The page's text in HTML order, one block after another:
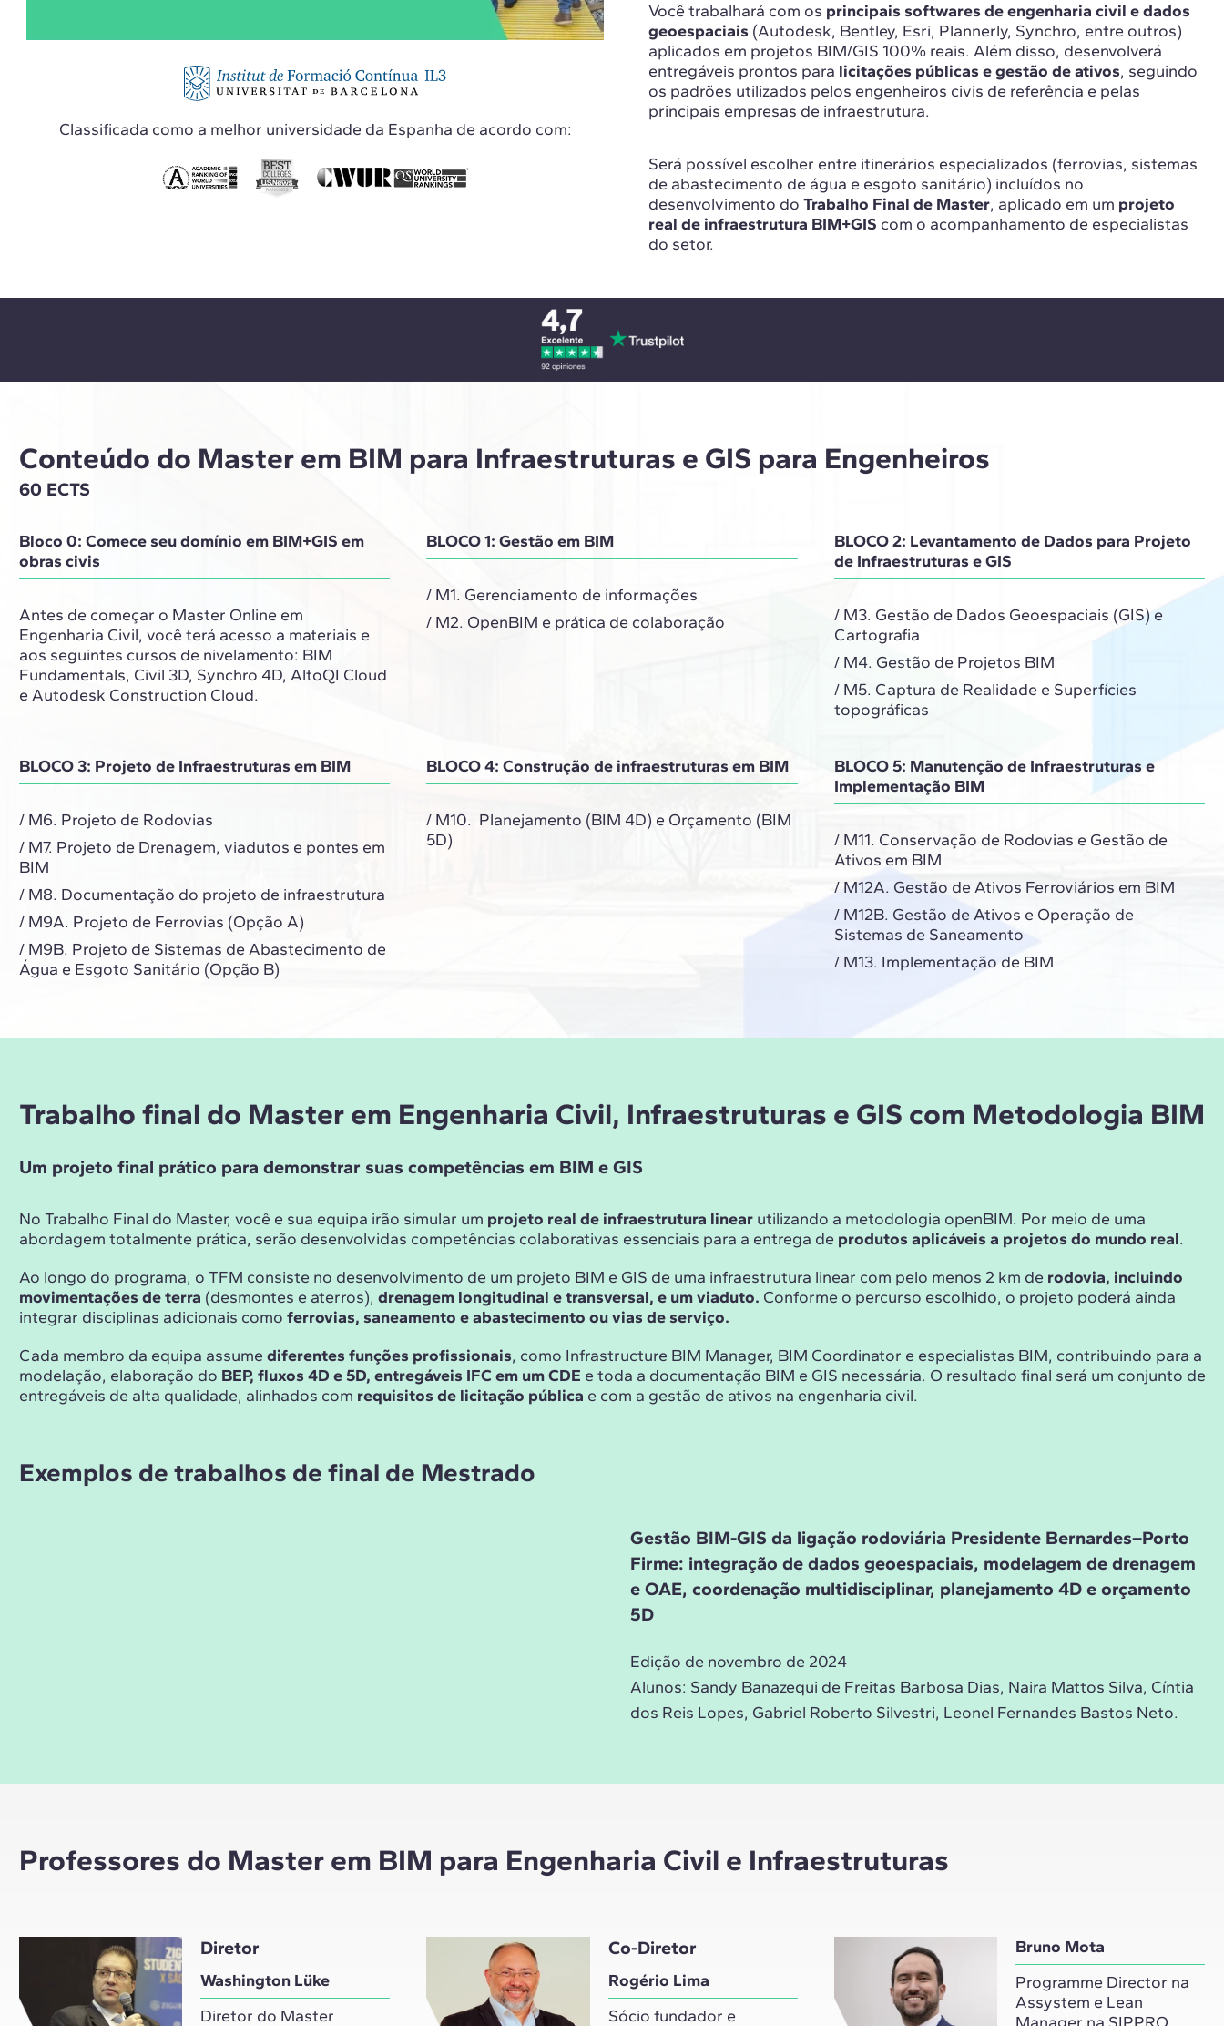
Classificada como a melhor universidade da Espanha de acordo com:
Você trabalhará com os principais softwares de engenharia civil e dados
geoespaciais (Autodesk, Bentley, Esri, Plannerly, Synchro, entre outros)
aplicados em projetos BIM/GIS 100% reais. Além disso, desenvolverá
entregáveis prontos para licitações públicas e gestão de ativos, seguindo
os padrões utilizados pelos engenheiros civis de referência e pelas
principais empresas de infraestrutura.
Será possível escolher entre itinerários especializados (ferrovias, sistemas
de abastecimento de água e esgoto sanitário) incluídos no
desenvolvimento do Trabalho Final de Master, aplicado em um projeto
real de infraestrutura BIM+GIS com o acompanhamento de especialistas
do setor.
Conteúdo do Master em BIM para Infraestruturas e GIS para Engenheiros
60 ECTS
Bloco 0: Comece seu domínio em BIM+GIS em
obras civis
Antes de começar o Master Online em
Engenharia Civil, você terá acesso a materiais e
aos seguintes cursos de nivelamento: BIM
Fundamentals, Civil 3D, Synchro 4D, AltoQI Cloud
e Autodesk Construction Cloud.
BLOCO 1: Gestão em BIM
/ M1. Gerenciamento de informações
/ M2. OpenBIM e prática de colaboração
BLOCO 2: Levantamento de Dados para Projeto
de Infraestruturas e GIS
/ M3. Gestão de Dados Geoespaciais (GIS) e
Cartografia
/ M4. Gestão de Projetos BIM
/ M5. Captura de Realidade e Superfícies
topográficas
BLOCO 3: Projeto de Infraestruturas em BIM
/ M6. Projeto de Rodovias
/ M7. Projeto de Drenagem, viadutos e pontes em
BIM
/ M8. Documentação do projeto de infraestrutura
/ M9A. Projeto de Ferrovias (Opção A)
/ M9B. Projeto de Sistemas de Abastecimento de
Água e Esgoto Sanitário (Opção B)
BLOCO 4: Construção de infraestruturas em BIM
/ M10. Planejamento (BIM 4D) e Orçamento (BIM
5D)
BLOCO 5: Manutenção de Infraestruturas e
Implementação BIM
/ M11. Conservação de Rodovias e Gestão de
Ativos em BIM
/ M12A. Gestão de Ativos Ferroviários em BIM
/ M12B. Gestão de Ativos e Operação de
Sistemas de Saneamento
/ M13. Implementação de BIM
Trabalho final do Master em Engenharia Civil, Infraestruturas e GIS com Metodologia BIM
Um projeto final prático para demonstrar suas competências em BIM e GIS
No Trabalho Final do Master, você e sua equipa irão simular um projeto real de infraestrutura linear utilizando a metodologia openBIM. Por meio de uma
abordagem totalmente prática, serão desenvolvidas competências colaborativas essenciais para a entrega de produtos aplicáveis a projetos do mundo real.
Ao longo do programa, o TFM consiste no desenvolvimento de um projeto BIM e GIS de uma infraestrutura linear com pelo menos 2 km de rodovia, incluindo
movimentações de terra (desmontes e aterros), drenagem longitudinal e transversal, e um viaduto. Conforme o percurso escolhido, o projeto poderá ainda
integrar disciplinas adicionais como ferrovias, saneamento e abastecimento ou vias de serviço.
Cada membro da equipa assume diferentes funções profissionais, como Infrastructure BIM Manager, BIM Coordinator e especialistas BIM, contribuindo para a
modelação, elaboração do BEP, fluxos 4D e 5D, entregáveis IFC em um CDE e toda a documentação BIM e GIS necessária. O resultado final será um conjunto de
entregáveis de alta qualidade, alinhados com requisitos de licitação pública e com a gestão de ativos na engenharia civil.
Exemplos de trabalhos de final de Mestrado
Gestão BIM-GIS da ligação rodoviária Presidente Bernardes–Porto
Firme: integração de dados geoespaciais, modelagem de drenagem
e OAE, coordenação multidisciplinar, planejamento 4D e orçamento
5D
Edição de novembro de 2024
Alunos: Sandy Banazequi de Freitas Barbosa Dias, Naira Mattos Silva, Cíntia
dos Reis Lopes, Gabriel Roberto Silvestri, Leonel Fernandes Bastos Neto.
Professores do Master em BIM para Engenharia Civil e Infraestruturas
Diretor
Washington Lüke
Diretor do Master
Co-Diretor
Rogério Lima
Sócio fundador e
Bruno Mota
Programme Director na
Assystem e Lean